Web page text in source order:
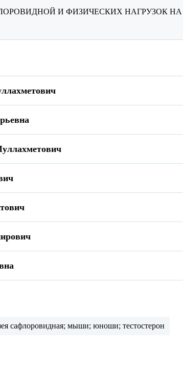
И ФИЗИЧЕСКИХ НАГРУЗОК
сафлоровидная; мыши; юноши; тестостерон